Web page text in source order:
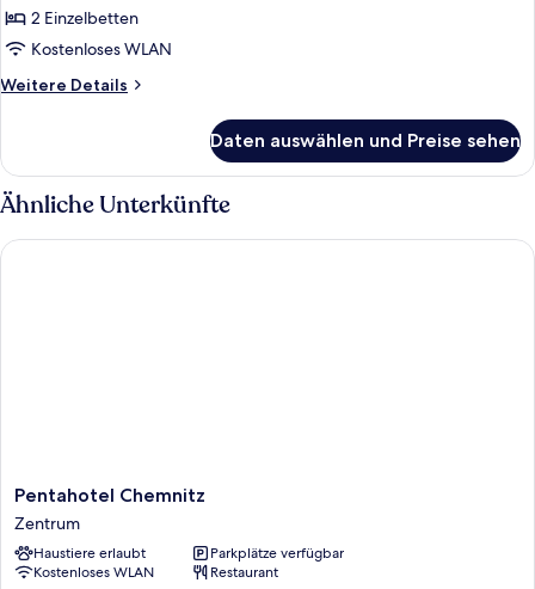
2 Einzelbetten
Kostenloses WLAN
Weitere Details
Weitere
Zweibettzimmer
Daten auswählen und Preise sehen
Ähnliche Unterkünfte
Pentahotel
Chemnitz
Zentrum
Pentahotel Chemnitz
Zentrum
Haustiere erlaubt
Parkplätze verfügbar
Kostenloses WLAN
Restaurant
Pentahotel Chemnitz